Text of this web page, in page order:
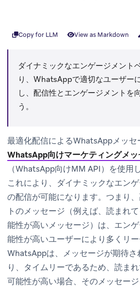
Copy for LLM View as Markdown
ダイナミックなエンゲージメント
り、WhatsAppで適切なユーザー
し、配信性とエンゲージメントを
う。
最適化配信によるWhatsAppメッ
WhatsApp向けマーケティングメ
（WhatsApp向けMM API）を使用
これにより、ダイナミックなエン
の配信が可能になります。つまり
トのメッセージ（例えば、読まれ
能性が高いメッセージ）は、エン
能性が高いユーザーにより多くリー
WhatsAppは、メッセージが期待さ
り、タイムリーであるため、読ま
可能性が高い場合、そのメッセー